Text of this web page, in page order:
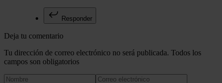
Responder
Deja tu comentario
Tu dirección de correo electrónico no será publicada. Todos los
campos son obligatorios